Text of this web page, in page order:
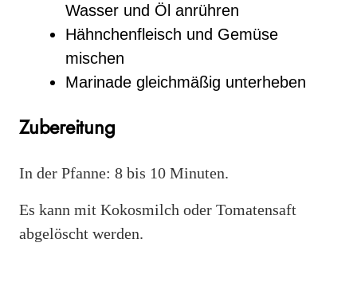
Wasser und Öl anrühren
Hähnchenfleisch und Gemüse
mischen
Marinade gleichmäßig unterheben
Zubereitung
In der Pfanne: 8 bis 10 Minuten.
Es kann mit Kokosmilch oder Tomatensaft
abgelöscht werden.